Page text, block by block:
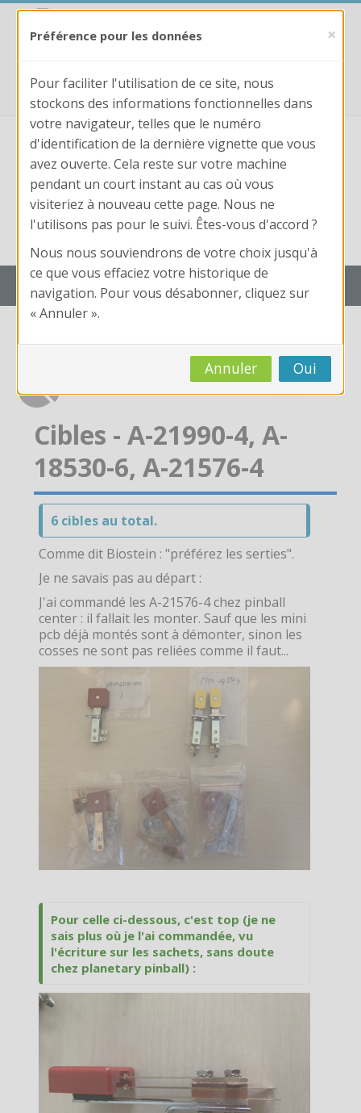
Passer au contenu principal
fpformation@laboiteaconcours.fr
0781187719
Nom
d'utilisateur
de
passe
Nom d'utilisateur ou mot de passe oublié ?
Trouvix Campus : Edition LaBoîteAConcours
Concours Atsem
MPC
Vers Trouvix
Salle des Profs
Salles de Cours
Recherche
Cibles - A-21990-4, A-
18530-6, A-21576-4
6 cibles au total.
Comme dit Biostein : "préférez les serties".
Je ne savais pas au départ :
J'ai commandé les A-21576-4 chez pinball
center : il fallait les monter. Sauf que les mini
pcb déjà montés sont à démonter, sinon les
cosses ne sont pas reliées comme il faut...
Pour celle ci-dessous, c'est top (je ne
sais plus où je l'ai commandée, vu
l'écriture sur les sachets, sans doute
chez planetary pinball) :
Préférence pour les données ×
Pour faciliter l'utilisation de ce site, nous
stockons des informations fonctionnelles dans
votre navigateur, telles que le numéro
d'identification de la dernière vignette que vous
avez ouverte. Cela reste sur votre machine
pendant un court instant au cas où vous
visiteriez à nouveau cette page. Nous ne
l'utilisons pas pour le suivi. Êtes-vous d'accord ?
Nous nous souviendrons de votre choix jusqu'à
ce que vous effaciez votre historique de
navigation. Pour vous désabonner, cliquez sur
« Annuler ».
Annuler Oui